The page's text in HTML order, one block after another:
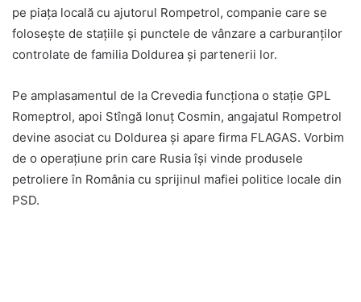
pe piața locală cu ajutorul Rompetrol, companie care se
folosește de stațiile și punctele de vânzare a carburanților
controlate de familia Doldurea și partenerii lor.
Pe amplasamentul de la Crevedia funcționa o stație GPL
Romeptrol, apoi Stîngă Ionuț Cosmin, angajatul Rompetrol
devine asociat cu Doldurea și apare firma FLAGAS. Vorbim
de o operațiune prin care Rusia își vinde produsele
petroliere în România cu sprijinul mafiei politice locale din
PSD.